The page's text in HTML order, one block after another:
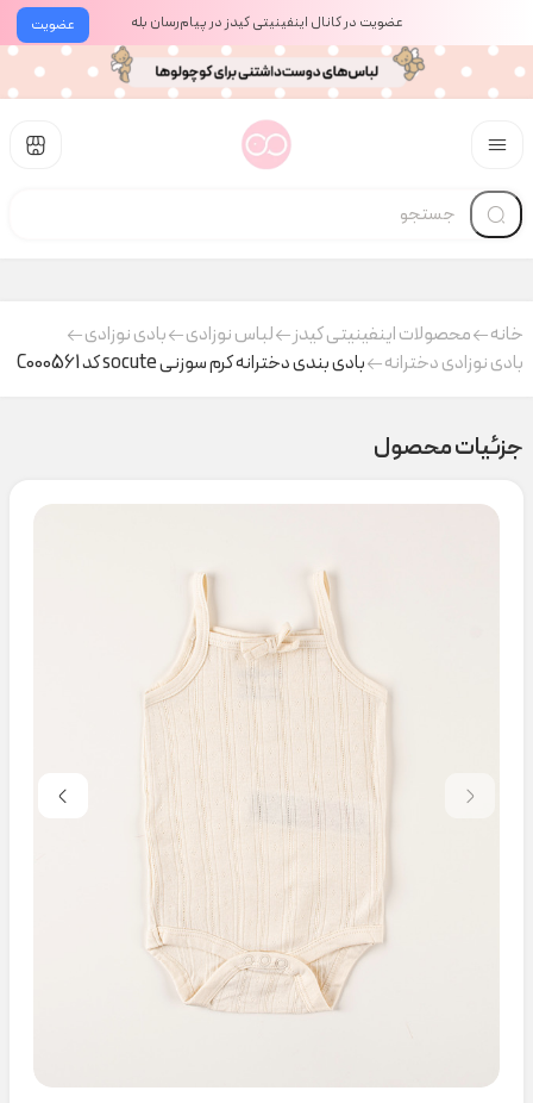
عضویت عضویت در کانال اینفینیتی کیدز در پیام‌رسان بله
خانه محصولات اینفینیتی کیدز لباس نوزادی
بادی نوزادی
بادی نوزادی دخترانه
بادی بندی دخترانه کرم سوزنی socute کد C000561
جزئیات محصول